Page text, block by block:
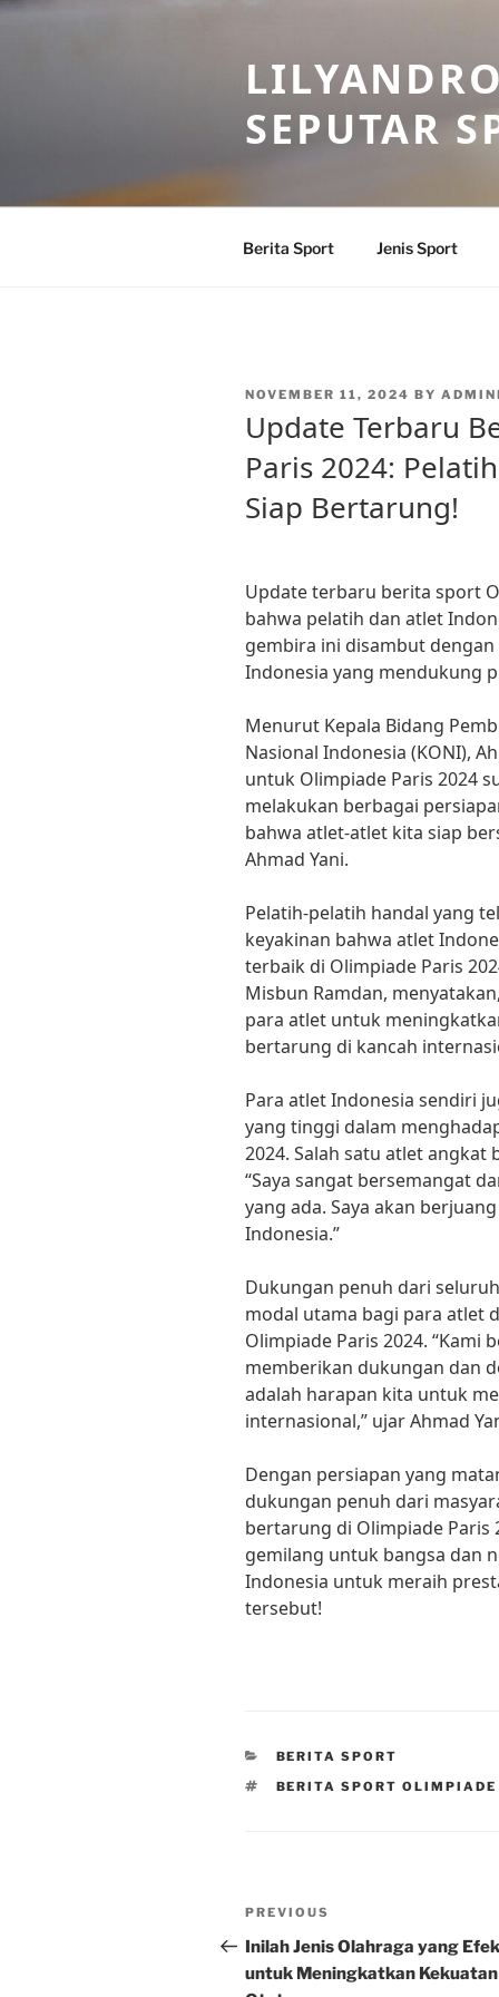
Skip
SEPUTAR
Berita Sport Jenis Sport
POSTED
NOVEMBER 11, 2024 BY
Update Terbaru
Paris 2024:
Siap Bertarung!
Update terbaru berita sport
bahwa pelatih dan atlet
gembira ini disambut
Indonesia yang mendukung
Menurut Kepala Bidang
Nasional Indonesia (KONI),
untuk Olimpiade Paris 2024
melakukan berbagai
bahwa atlet-atlet kita siap
Ahmad Yani.
Pelatih-pelatih handal yang
keyakinan bahwa atlet
terbaik di Olimpiade Paris
Misbun Ramdan,
para atlet untuk
bertarung di kancah
Para atlet Indonesia sendiri
yang tinggi dalam
2024. Salah satu atlet angkat
“Saya sangat bersemangat
yang ada. Saya akan
Indonesia.”
Dukungan penuh dari
modal utama bagi para atlet
Olimpiade Paris 2024. “Kami
memberikan dukungan dan
adalah harapan kita untuk
internasional,” ujar Ahmad
Dengan persiapan yang
dukungan penuh dari
bertarung di Olimpiade Paris
gemilang untuk bangsa dan
Indonesia untuk meraih
tersebut!
CATEGORIES
BERITA SPORT
TAGS
BERITA SPORT
Post
navigation
Previous
Post
PREVIOUS
Inilah Jenis Olahraga yang
untuk Meningkatkan Kekuatan